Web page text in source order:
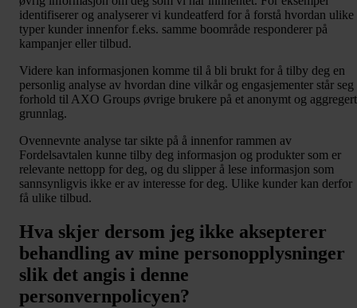
identifiserer og analyserer vi kundeatferd for å forstå hvordan ulike
typer kunder innenfor f.eks. samme boområde responderer på
kampanjer eller tilbud.
Videre kan informasjonen komme til å bli brukt for å tilby deg en
personlig analyse av hvordan dine vilkår og engasjementer står seg
forhold til AXO Groups øvrige brukere på et anonymt og aggregert
grunnlag.
Ovennevnte analyse tar sikte på å innenfor rammen av
Fordelsavtalen kunne tilby deg informasjon og produkter som er
relevante nettopp for deg, og du slipper å lese informasjon som
sannsynligvis ikke er av interesse for deg. Ulike kunder kan derfor
få ulike tilbud.
Hva skjer dersom jeg ikke aksepterer
behandling av mine personopplysninger
slik det angis i denne
personvernpolicyen?